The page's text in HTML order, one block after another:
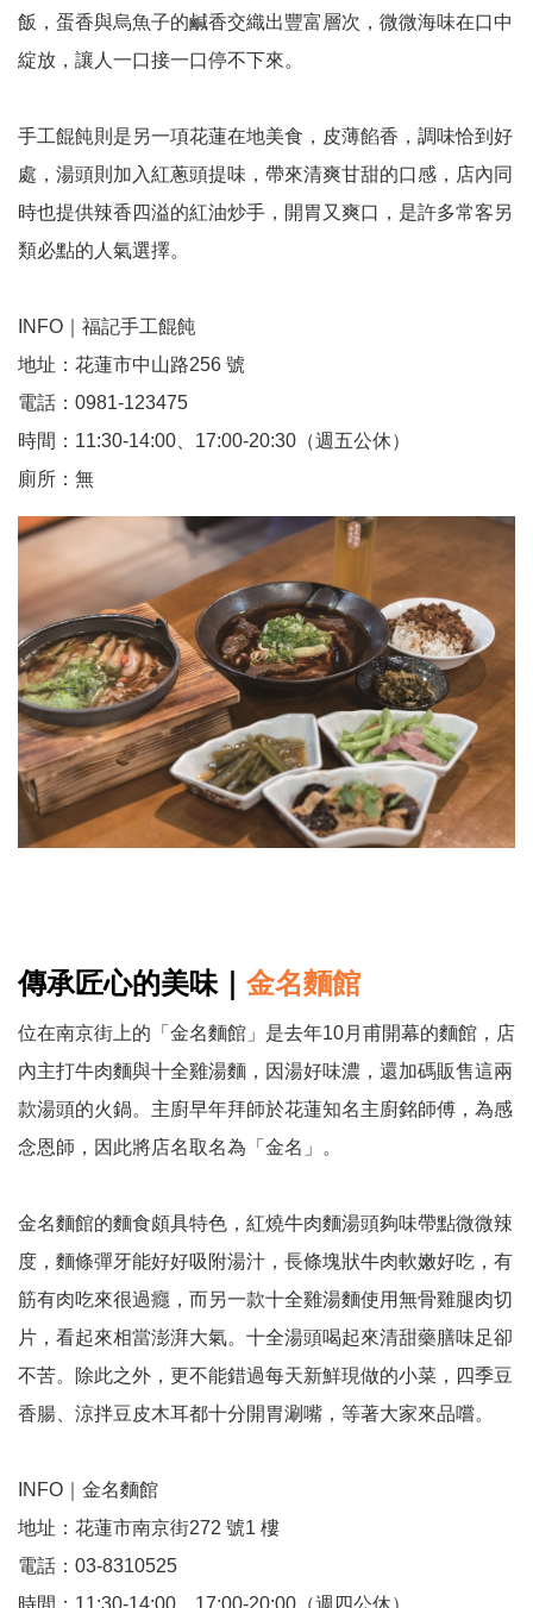
飯，蛋香與烏魚子的鹹香交織出豐富層次，微微海味在口中
綻放，讓人一口接一口停不下來。
手工餛飩則是另一項花蓮在地美食，皮薄餡香，調味恰到好
處，湯頭則加入紅蔥頭提味，帶來清爽甘甜的口感，店內同
時也提供辣香四溢的紅油炒手，開胃又爽口，是許多常客另
類必點的人氣選擇。
INFO｜福記手工餛飩
地址：花蓮市中山路256 號
電話：0981-123475
時間：11:30-14:00、17:00-20:30（週五公休）
廁所：無
傳承匠心的美味｜ 金名麵館
位在南京街上的「金名麵館」是去年10月甫開幕的麵館，店
內主打牛肉麵與十全雞湯麵，因湯好味濃，還加碼販售這兩
款湯頭的火鍋。主廚早年拜師於花蓮知名主廚銘師傅，為感
念恩師，因此將店名取名為「金名」。
金名麵館的麵食頗具特色，紅燒牛肉麵湯頭夠味帶點微微辣
度，麵條彈牙能好好吸附湯汁，長條塊狀牛肉軟嫩好吃，有
筋有肉吃來很過癮，而另一款十全雞湯麵使用無骨雞腿肉切
片，看起來相當澎湃大氣。十全湯頭喝起來清甜藥膳味足卻
不苦。除此之外，更不能錯過每天新鮮現做的小菜，四季豆
香腸、涼拌豆皮木耳都十分開胃涮嘴，等著大家來品嚐。
INFO｜金名麵館
地址：花蓮市南京街272 號1 樓
電話：03-8310525
時間：11:30-14:00、17:00-20:00（週四公休）